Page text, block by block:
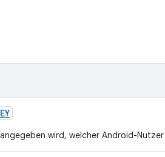
wird, welcher Android-